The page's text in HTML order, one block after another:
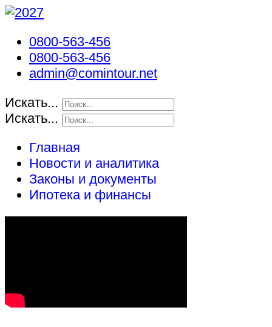
0800-563-456
0800-563-456
admin@comintour.net
Искать...
Искать...
Главная
Новости и аналитика
Законы и документы
Ипотека и финансы